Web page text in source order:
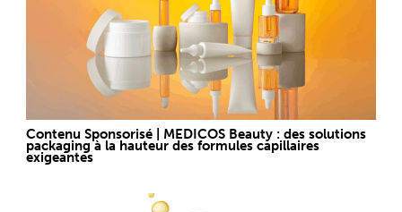
Contenu Sponsorisé | MEDICOS Beauty : des solutions
packaging à la hauteur des formules capillaires
exigeantes